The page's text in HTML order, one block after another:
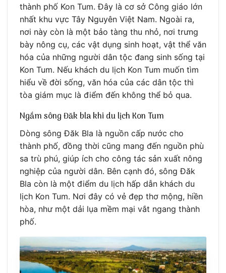
thành phố Kon Tum. Đây là cơ sở Công giáo lớn
nhất khu vực Tây Nguyên Việt Nam. Ngoài ra,
nơi này còn là một bảo tàng thu nhỏ, nơi trưng
bày nông cụ, các vật dụng sinh hoạt, vật thể văn
hóa của những người dân tộc đang sinh sống tại
Kon Tum. Nếu khách du lịch Kon Tum muốn tìm
hiểu về đời sống, văn hóa của các dân tộc thì
tòa giám mục là điểm đến không thể bỏ qua.
Ngắm sông Đăk bla khi du lịch Kon Tum
Dòng sông Đăk Bla là nguồn cấp nước cho
thành phố, đồng thời cũng mang đến nguồn phù
sa trù phú, giúp ích cho công tác sản xuất nông
nghiệp của người dân. Bên cạnh đó, sông Đăk
Bla còn là một điểm du lịch hấp dẫn khách du
lịch Kon Tum. Nơi đây có vẻ đẹp thơ mộng, hiền
hòa, như một dải lụa mềm mại vắt ngang thành
phố.